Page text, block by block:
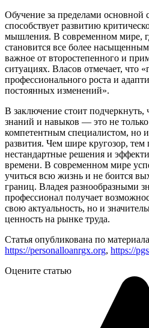
Обучение за пределами основной
способствует развитию
мышления. В современном мире,
становится все более
важное от второстепенного и
ситуациях. Власов отмечает, что
профессионального роста и
постоянных изменений».
В заключение стоит подчеркнуть,
знаний и навыков — это не только
компетентным специалистом, но
развития. Чем шире кругозор, тем
нестандартные решения и
времени. В современном мире
учиться всю жизнь и не боится
границ. Владея разнообразными
профессионал получает
свою актуальность, но и
ценность на рынке труда.
Статья опубликована по
https://personalloanrgx.org, https://
Оцените статью